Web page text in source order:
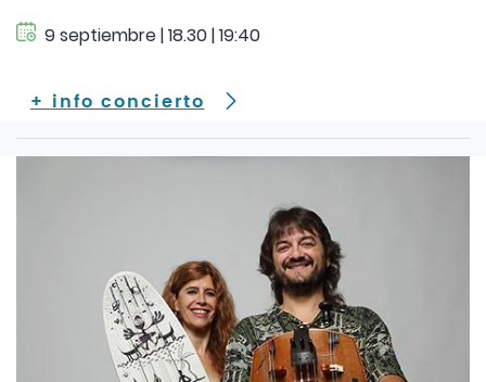
9 septiembre | 18.30 | 19:40
+ info concierto